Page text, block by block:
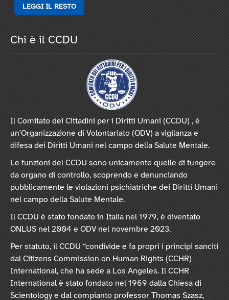
LEGGI IL RESTO
Chi è il CCDU
Il Comitato dei Cittadini per i Diritti Umani (CCDU) , è
un'Organizzazione di Volontariato (ODV) a vigilanza e
difesa dei Diritti Umani nel campo della Salute Mentale.
Le funzioni del CCDU sono unicamente quelle di fungere
da organo di controllo, scoprendo e denunciando
pubblicamente le violazioni psichiatriche dei Diritti Umani
nel campo della Salute Mentale.
Il CCDU è stato fondato in Italia nel 1979, è diventato
ONLUS nel 2004 e ODV nel novembre 2023.
Per statuto, il CCDU “condivide e fa propri i principi sanciti
dal Citizens Commission on Human Rights (CCHR)
International, che ha sede a Los Angeles. Il CCHR
International è stato fondato nel 1969 dalla Chiesa di
Scientology e dal compianto professor Thomas Szasz,